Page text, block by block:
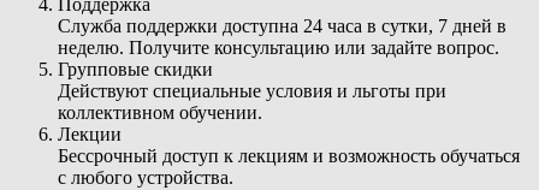
Поддержка
Служба поддержки доступна 24 часа в сутки, 7 дней в
неделю. Получите консультацию или задайте вопрос.
Групповые скидки
Действуют специальные условия и льготы при
коллективном обучении.
Лекции
Бессрочный доступ к лекциям и возможность обучаться
с любого устройства.